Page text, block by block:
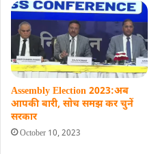
Assembly Election 2023:अब
आपकी बारी, सोच समझ कर चुनें
सरकार
October 10, 2023